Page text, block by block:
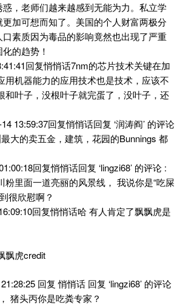
，老师们越来越感到无能为力。私立学
加可想而知了。美国的个人财富两极分
素质因为毒品的影响竟然也出现了严重
的趋势！
回复悄悄话7nm的芯片技术关键在加
用机器能力的应用技术也是技术，应该不
和叶子，没根叶子就完蛋了，没叶子，还
13:59:37回复悄悄话回复 ‘润涛阎’ 的评论
大的卖五金，建筑，花园的Bunnings 都
回复悄悄话回复 ‘lingzi68’ 的评论 :
粉里面一道亮丽的风景线， 我说你是“吃屎
很欣慰啊？
回复悄悄话哈 有人肯定了飘飘虎是
飘虎credit
回复 悄悄话 回复 ‘lingzi68’ 的评论
猪头丙你是吃粪专家？